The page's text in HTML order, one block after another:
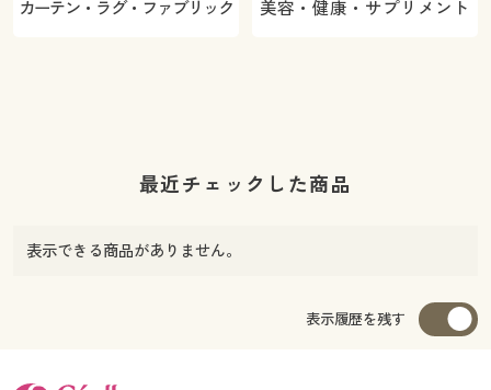
カーテン・ラグ・ファブリック 美容・健康・サプリメント
最近チェックした商品
表示できる商品がありません。
表示履歴を残す